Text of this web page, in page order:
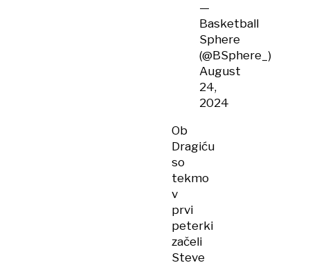
—
Basketball
Sphere
(@BSphere_)
August
24,
2024
Ob
Dragiću
so
tekmo
v
prvi
peterki
začeli
Steve